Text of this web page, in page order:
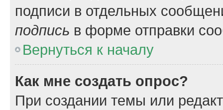
подписи в отдельных
подпись в форме отправки
Вернуться к началу
Как мне создать опрос?
При создании темы или